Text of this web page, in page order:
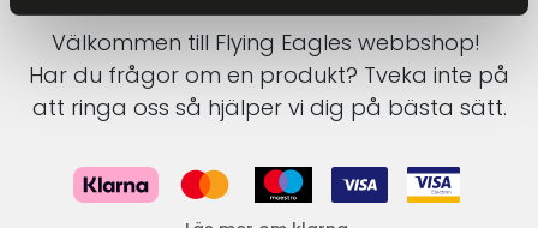
Välkommen till Flying Eagles webbshop!
Har du frågor om en produkt? Tveka inte på
att ringa oss så hjälper vi dig på bästa sätt.